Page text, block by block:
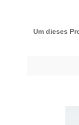
Um dieses